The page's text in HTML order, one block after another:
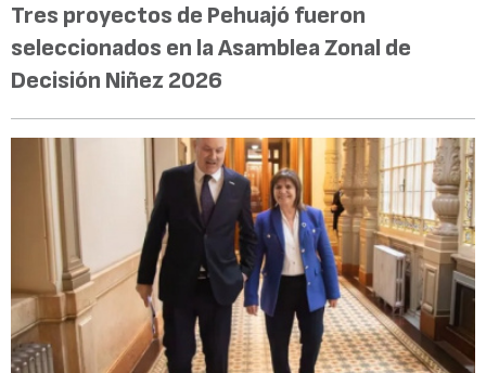
Tres proyectos de Pehuajó fueron
seleccionados en la Asamblea Zonal de
Decisión Niñez 2026